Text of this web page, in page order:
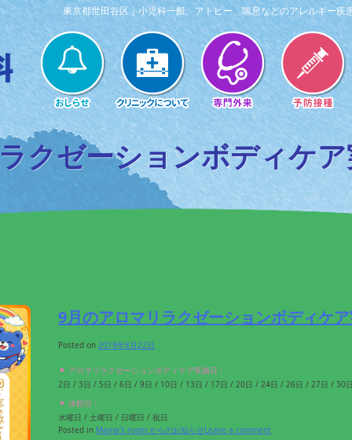
東京都世田谷区｜小児科一般、アトピー、喘息などのアレルギー
クゼーションボディケ
9月のアロマリラクゼーションボディケ
Posted on 2019年8月22日
▼ アロマリラクゼーションボディケア実施日 :
2日 / 3日 / 5日 / 6日 / 9日 / 10日 / 13日 / 17日 / 20日 / 24日 / 26日 / 27日 / 30
▼ 休館日 :
水曜日 / 土曜日 / 日曜日 / 祝日
Posted in Mama's room からのお知らせLeave a comment